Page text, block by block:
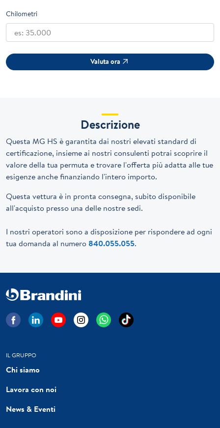
Chilometri
Valuta ora
Descrizione
Questa MG HS è garantita dai nostri elevati standard di
certificazione, insieme ai nostri consulenti potrai scoprire il
valore della tua permuta e trovare l'offerta più adatta alle tue
esigenze anche finanziando l'intero importo.
Questa vettura è in pronta consegna, subito disponibile
all'acquisto presso una delle nostre sedi.
I nostri operatori sono a disposizione per rispondere ad ogni
tua domanda al numero 840.055.055.
IL GRUPPO
Chi siamo
Lavora con noi
News & Eventi